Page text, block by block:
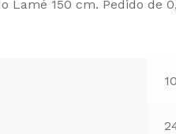
Lamé 150 cm. Pedido de